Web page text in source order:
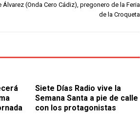
Álvarez (Onda Cero Cádiz), pregonero de la Feria
de la Croqueta
Siete Días Radio vive la
Semana Santa a pie de calle
con los protagonistas